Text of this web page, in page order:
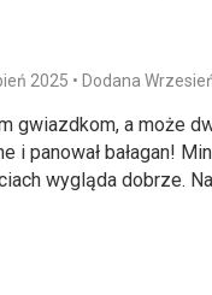
2025 Dodana
gwiazdkom, a może
i panował bałagan!
wygląda dobrze.
a może